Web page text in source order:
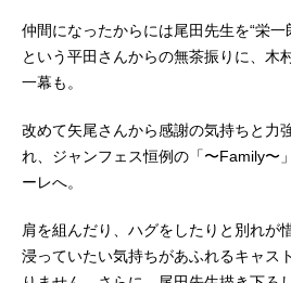
仲間になったからには尾田先生を“栄
という平田さんからの無茶振りに、木
一幕も。
改めて矢尾さんから感謝の気持ちと力
れ、ジャンフェス恒例の「〜Family〜
ーレへ。
肩を組んだり、ハグをしたりと別れが
浸っていたい気持ちがあふれるキャス